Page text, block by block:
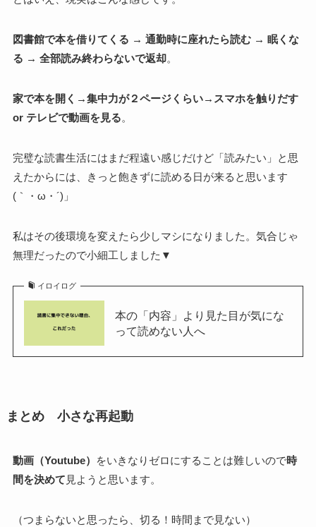
図書館で本を借りてくる → 通勤時に座れたら読む → 眠くな
る → 全部読み終わらないで返却。
家で本を開く→集中力が２ページくらい→スマホを触りだす
or テレビで動画を見る。
完璧な読書生活にはまだ程遠い感じだけど「読みたい」と思
えたからには、きっと飽きずに読める日が来ると思います
(｀・ω・´)」
私はその後環境を変えたら少しマシになりました。気合じゃ
無理だったので小細工しました▼
イロイログ
本の「内容」より見た目が気にな
って読めない人へ
まとめ 小さな再起動
動画（Youtube） をいきなりゼロにすることは難しいので時
間を決めて 見ようと思います。
（つまらないと思ったら、切る！時間まで見ない）